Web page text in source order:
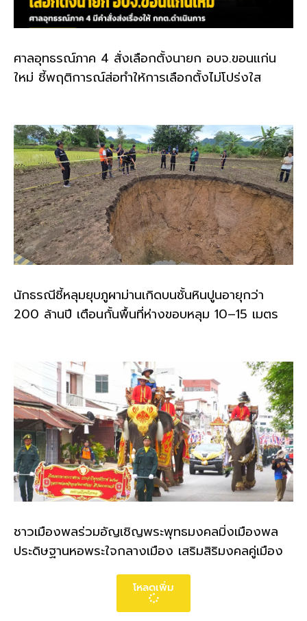
ศาลอุทธรณ์ภาค 4 สั่งเลือกตั้งนายก อบจ.ขอนแก่น
ใหม่ ชี้พฤติการณ์ส่อทำให้การเลือกตั้งไม่โปร่งใส
นักธรณีชี้หลุมยุบภูผาม่านเกิดบนชั้นหินปูนอายุกว่า
200 ล้านปี เตือนกั้นพื้นที่ห่างขอบหลุม 10–15 เมตร
ชาวเมืองพลร่วมอัญเชิญพระพุทธมงคลมิ่งเมืองพล
ประดิษฐานหอพระใจกลางเมือง เสริมสิริมงคลคู่เมือง
โหลดเพิ่ม